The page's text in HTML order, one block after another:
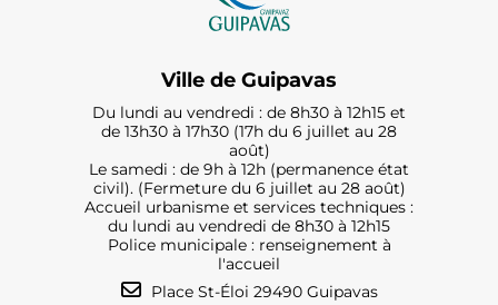
Ville de Guipavas
Du lundi au vendredi : de 8h30 à 12h15 et
de 13h30 à 17h30 (17h du 6 juillet au 28
août)
Le samedi : de 9h à 12h (permanence état
civil). (Fermeture du 6 juillet au 28 août)
Accueil urbanisme et services techniques :
du lundi au vendredi de 8h30 à 12h15
Police municipale : renseignement à
l'accueil
Place St-Éloi 29490 Guipavas